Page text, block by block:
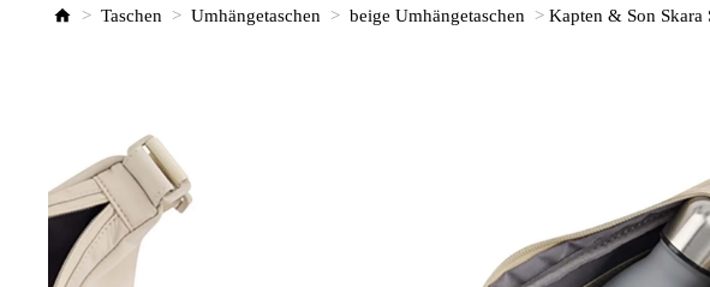
neue
> Taschen > Umhängetaschen > beige Umhängetaschen > Kapten & Son Skara